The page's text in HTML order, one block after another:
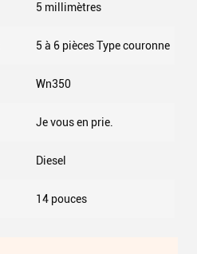
5 millimètres
5 à 6 pièces Type couronne
Wn350
Je vous en prie.
Diesel
14 pouces